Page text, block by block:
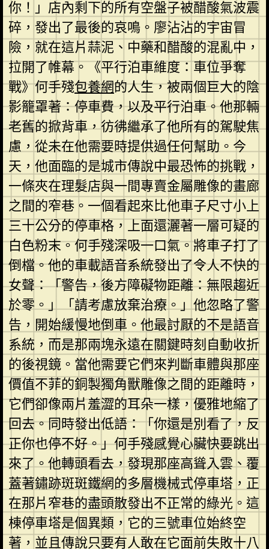
你！」店內剩下的所有空盤子被醋酸氣波震
碎，發出了最後的哀鳴。廖沾沾的宇宙冒
險，就在這片蒜泥、中藥和醋酸的混亂中，
拉開了帷幕。《平行泊車維度：車位爭奪
戰》何手殘包養網的人生，被兩個巨大的陰
影籠罩著：停車費，以及平行泊車。他那輛
老舊的掀背車，彷彿繼承了他所有的駕駛焦
慮，從未在他需要時提供過任何幫助。今
天，他面臨的是城市傳說中最恐怖的挑戰，
一條夾在理髮店與一間專賣金屬雕像的畫廊
之間的窄巷。一個看起來比他車子尺寸小上
三十公分的停車格，上面還灑著一層可疑的
白色粉末。何手殘深吸一口氣。將車子打了
倒檔。他的車載語音系統發出了令人不快的
女聲：「警告，後方障礙物距離：無限趨近
於零。」「請考慮放棄治療。」他忽略了警
告，開始緩慢地倒車。他最討厭的不是語音
系統，而是那兩塊永遠在關鍵時刻自動收折
的後視鏡。當他需要它們來判斷車體與那座
價值不菲的銅製獨角獸雕像之間的距離時，
它們卻像兩片羞澀的耳朵一樣，優雅地縮了
回去。同時發出低語：「你還是別看了，反
正你也停不好。」何手殘感覺心臟快要跳出
來了。他轉頭看去，發現那座高聳入雲、覆
蓋著鏽跡斑斑鐵網的多層機械式停車塔，正
在那片窄巷的盡頭散發出不正常的綠光。這
棟停車塔是個異類，它的三號車位始終空
著，並且傳說只要有人敢在它面前失敗十八